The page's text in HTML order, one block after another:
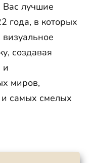
Вас лучшие
года, в которых
создавая
и
миров,
самых смелых